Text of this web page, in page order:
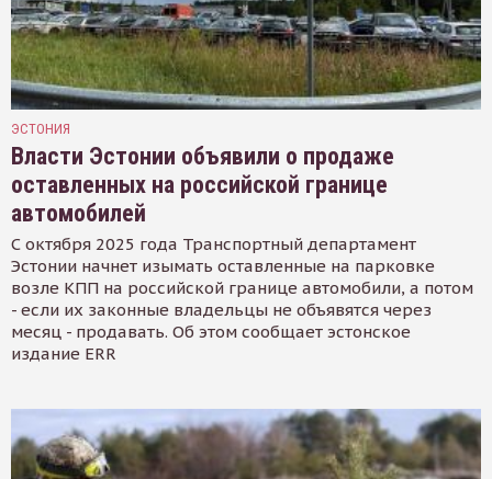
ЭСТОНИЯ
Власти Эстонии объявили о продаже
оставленных на российской границе
автомобилей
С октября 2025 года Транспортный департамент
Эстонии начнет изымать оставленные на парковке
возле КПП на российской границе автомобили, а потом
- если их законные владельцы не объявятся через
месяц - продавать. Об этом сообщает эстонское
издание ERR